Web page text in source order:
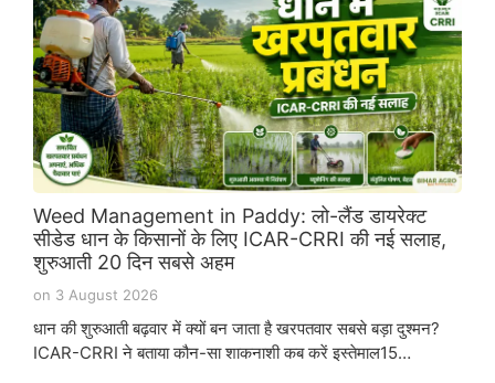
Weed Management in Paddy: लो-लैंड डायरेक्ट
सीडेड धान के किसानों के लिए ICAR-CRRI की नई सलाह,
शुरुआती 20 दिन सबसे अहम
on 3 August 2026
धान की शुरुआती बढ़वार में क्यों बन जाता है खरपतवार सबसे बड़ा दुश्मन?
ICAR-CRRI ने बताया कौन-सा शाकनाशी कब करें इस्तेमाल15…